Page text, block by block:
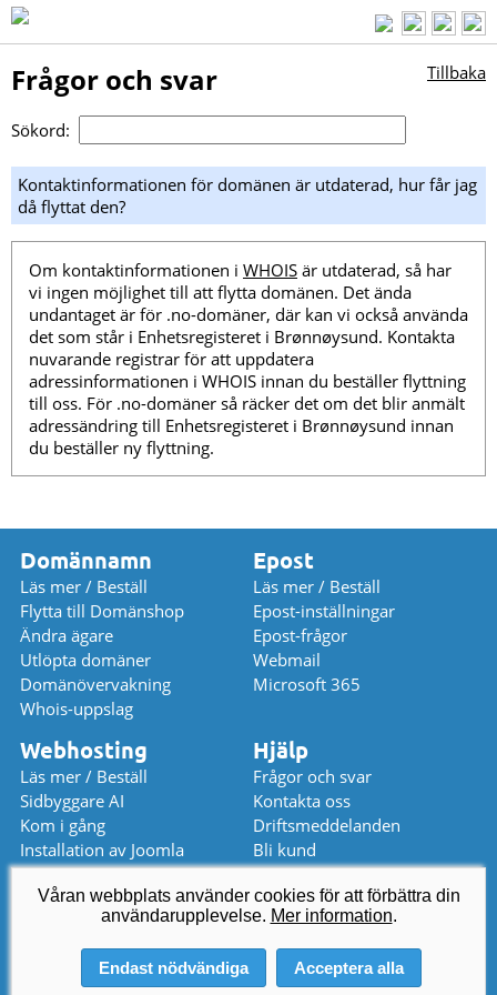
Frågor och svar Tillbaka
Sökord:
Kontaktinformationen för domänen är utdaterad, hur får jag
då flyttat den?
Om kontaktinformationen i WHOIS är utdaterad, så har
vi ingen möjlighet till att flytta domänen. Det ända
undantaget är för .no-domäner, där kan vi också använda
det som står i Enhetsregisteret i Brønnøysund. Kontakta
nuvarande registrar för att uppdatera
adressinformationen i WHOIS innan du beställer flyttning
till oss. För .no-domäner så räcker det om det blir anmält
adressändring till Enhetsregisteret i Brønnøysund innan
du beställer ny flyttning.
Domännamn
Läs mer / Beställ
Flytta till Domänshop
Ändra ägare
Utlöpta domäner
Domänövervakning
Whois-uppslag
Epost
Läs mer / Beställ
Epost-inställningar
Epost-frågor
Webmail
Microsoft 365
Webhosting
Läs mer / Beställ
Sidbyggare AI
Kom i gång
Installation av Joomla
Installation av WordPress
Hjälp
Frågor och svar
Kontakta oss
Driftsmeddelanden
Bli kund
Prislista
kundservice@domanshop.se
08 559 367 52 (08-17)
© 2026 Domeneshop AS ·Om oss·
Våran webbplats använder cookies för att förbättra din
användarupplevelse. Mer information.
Endast nödvändiga Acceptera alla